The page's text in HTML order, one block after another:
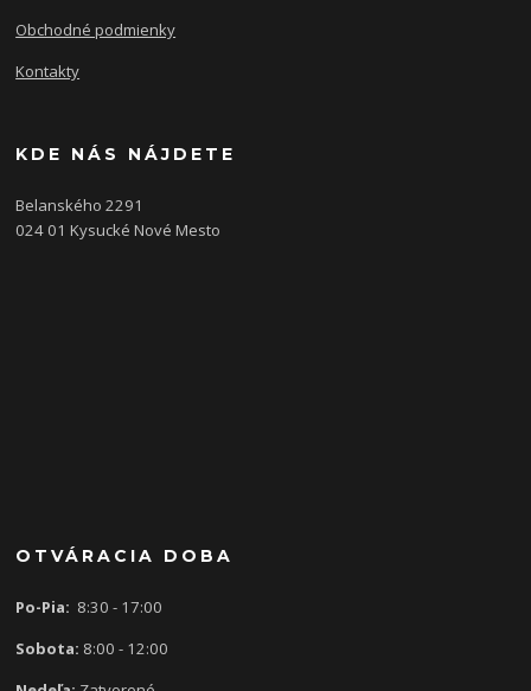
Obchodné podmienky
Kontakty
KDE NÁS NÁJDETE
Belanského 2291
024 01 Kysucké Nové Mesto
OTVÁRACIA DOBA
Po-Pia: 8:30 - 17:00
Sobota: 8:00 - 12:00